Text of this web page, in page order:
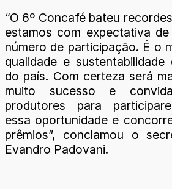
“O 6º Concafé bateu
estamos com expectativa
número de participação. É o
qualidade e
do país. Com certeza será
muito sucesso e
produtores para
essa oportunidade e
prêmios”, conclamou o
Evandro Padovani.